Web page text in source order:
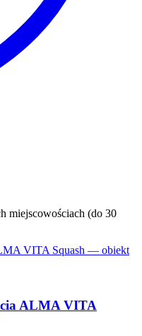
miejscowościach (do 30
ALMA VITA